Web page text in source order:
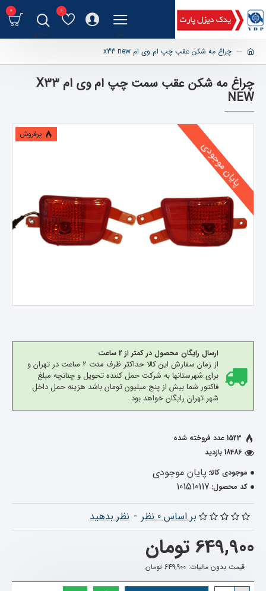
0
0
چراغ مه شکن عقب چپ ام وی ام x33 new
چراغ مه شکن عقب سمت چپ ام وی ام X33
NEW
پرفروش
پایان موجودی
ارسال رایگان محصول در کمتر از 2 ساعت
از زمان سفارش این کالا حداکثر ظرف مدت 2 ساعت در تهران و
برای شهرستانها به شرکت حمل کننده تحویل و چنانچه مبلغ
فاکتور شما بیش از پنج میلیون تومان باشد هزینه حمل داخل
شهر تهران رایگان خواهد بود.
موجودی کالا: پایان موجودی
کد محصول: 101510117
1523 عدد فروخته شده
18486 بازدید
بر اساس 0 نظر - نظر بدهید
649,900 تومان
قیمت بدون مالیات: 649,900 تومان